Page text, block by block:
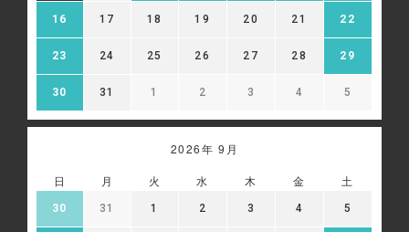
16 17 18 19 20 21 22
23 24 25 26 27 28 29
30 31 1 2 3 4 5
2026年 9月
日 月 火 水 木 金 土
30 31 1 2 3 4 5